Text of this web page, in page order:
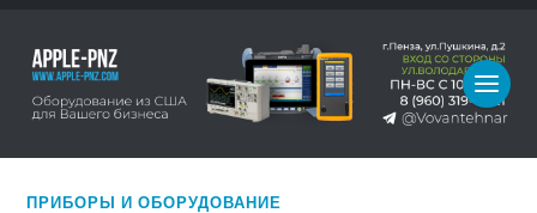
ПРИБОРЫ И ОБОРУДОВАНИЕ